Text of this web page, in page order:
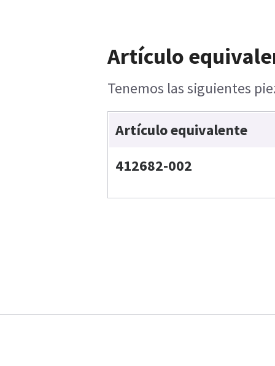
Artículo
Tenemos las siguientes
Artículo equivalente
412682-002